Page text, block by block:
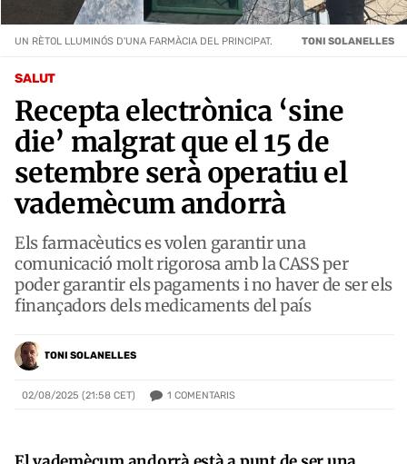
SALUT
Recepta electrònica ‘sine
die’ malgrat que el 15 de
setembre serà operatiu el
vademècum andorrà
Els farmacèutics es volen garantir una
comunicació molt rigorosa amb la CASS per
poder garantir els pagaments i no haver de ser els
finançadors dels medicaments del país
TONI SOLANELLES
02/08/2025 (21:58 CET) 1 COMENTARIS
UN RÈTOL LLUMINÓS D'UNA FARMÀCIA DEL PRINCIPAT. TONI SOLANELLES